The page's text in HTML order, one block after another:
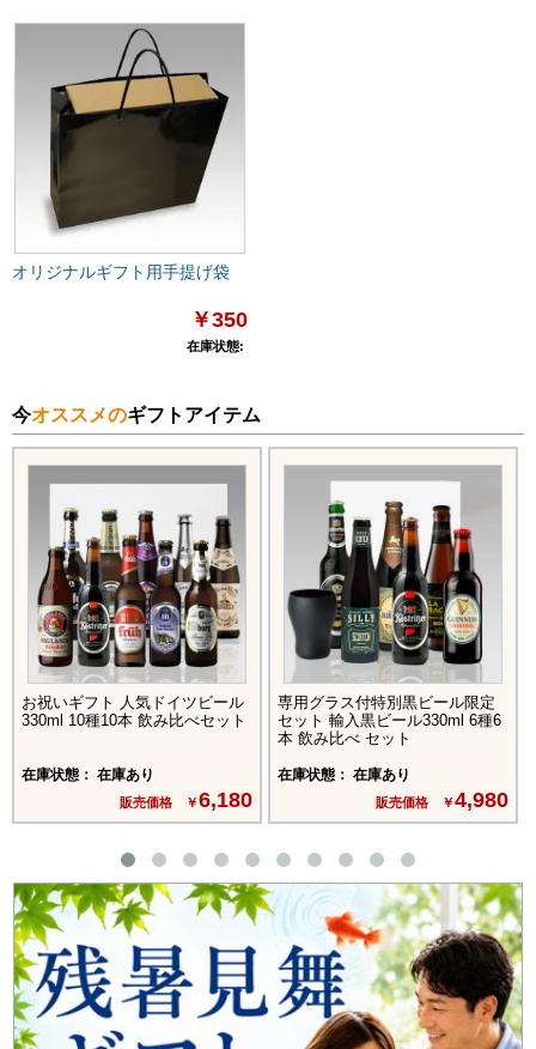
オリジナルギフト用手提げ袋
￥350
在庫状態:
今オススメのギフトアイテム
お祝いギフト 人気ドイツビール
330ml 10種10本 飲み比べセット
在庫状態： 在庫あり
販売価格 ￥6,180
専用グラス付特別黒ビール限定
セット 輸入黒ビール330ml 6種6
本 飲み比べ セット
在庫状態： 在庫あり
販売価格 ￥4,980